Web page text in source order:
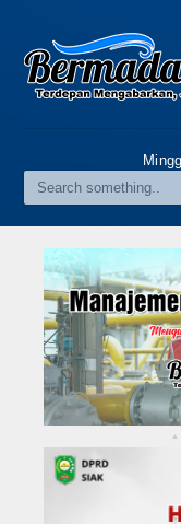
Home
Gallery
Riau
Daerah
Pekanbaru
Pelalawan
Kampar
Rokan Hulu
▴